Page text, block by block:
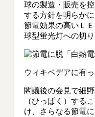
球の製造・販売を
する方針を明らかに
節電効果の高いＬ
球型蛍光灯への切
ウィキペデアに有
閣議後の会見で細
（ひっぱく）する
け、さらなる節電